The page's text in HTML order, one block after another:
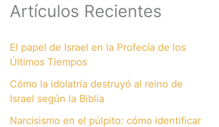
Artículos Recientes
El papel de Israel en la Profecía de los
Últimos Tiempos
Cómo la idolatría destruyó al reino de
Israel según la Biblia
Narcisismo en el púlpito: cómo identificar